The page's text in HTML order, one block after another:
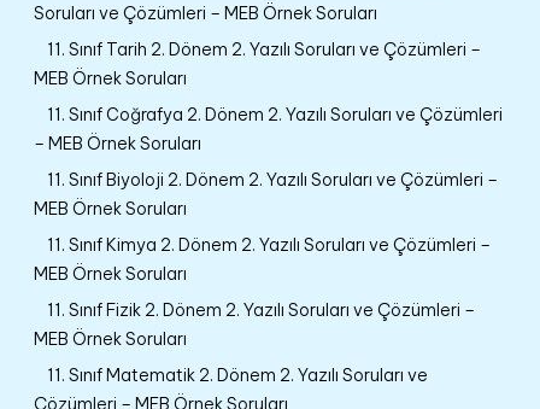
Soruları ve Çözümleri – MEB Örnek Soruları
11. Sınıf Tarih 2. Dönem 2. Yazılı Soruları ve Çözümleri –
MEB Örnek Soruları
11. Sınıf Coğrafya 2. Dönem 2. Yazılı Soruları ve Çözümleri
– MEB Örnek Soruları
11. Sınıf Biyoloji 2. Dönem 2. Yazılı Soruları ve Çözümleri –
MEB Örnek Soruları
11. Sınıf Kimya 2. Dönem 2. Yazılı Soruları ve Çözümleri –
MEB Örnek Soruları
11. Sınıf Fizik 2. Dönem 2. Yazılı Soruları ve Çözümleri –
MEB Örnek Soruları
11. Sınıf Matematik 2. Dönem 2. Yazılı Soruları ve
Çözümleri – MEB Örnek Soruları